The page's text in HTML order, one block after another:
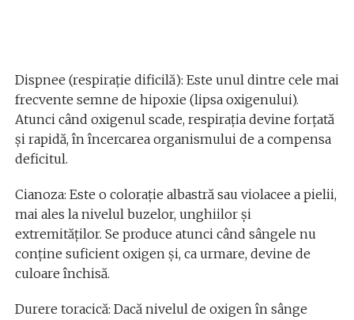
Dispnee (respirație dificilă): Este unul dintre cele mai
frecvente semne de hipoxie (lipsa oxigenului).
Atunci când oxigenul scade, respirația devine forțată
și rapidă, în încercarea organismului de a compensa
deficitul.
Cianoza: Este o colorație albastră sau violacee a pielii,
mai ales la nivelul buzelor, unghiilor și
extremităților. Se produce atunci când sângele nu
conține suficient oxigen și, ca urmare, devine de
culoare închisă.
Durere toracică: Dacă nivelul de oxigen în sânge